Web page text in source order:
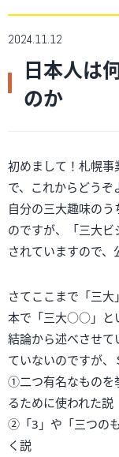
2024.11.12
日本人は
のか
初めまして！札幌事
で、これからどうぞ
自分の三大趣味の
のですが、「三大
されていますので
さてここまで「三
本で「三大○○」と
結論から述べさせて
ていないのですが、
①二つ有名なものを
るために使われた説
②「3」や「三つの
く説